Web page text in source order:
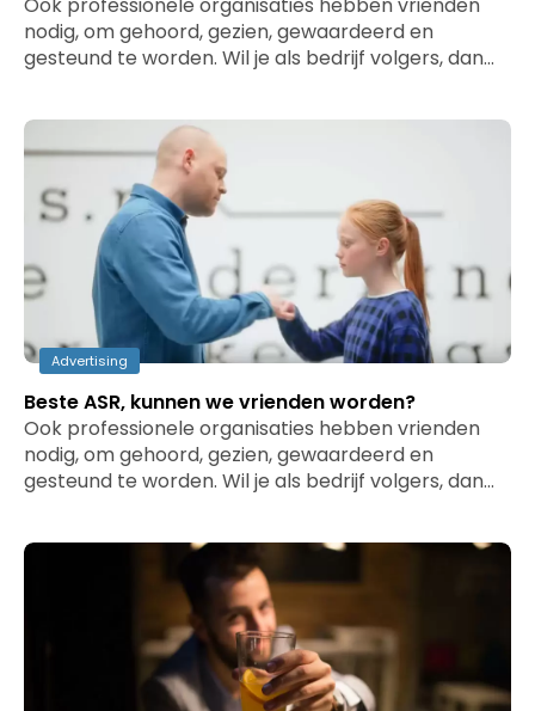
nodig, om gehoord, gezien, gewaardeerd en
gesteund te worden. Wil je als bedrijf volgers, dan…
Advertising
Beste ASR, kunnen we vrienden worden?
Ook professionele organisaties hebben vrienden
nodig, om gehoord, gezien, gewaardeerd en
gesteund te worden. Wil je als bedrijf volgers, dan…